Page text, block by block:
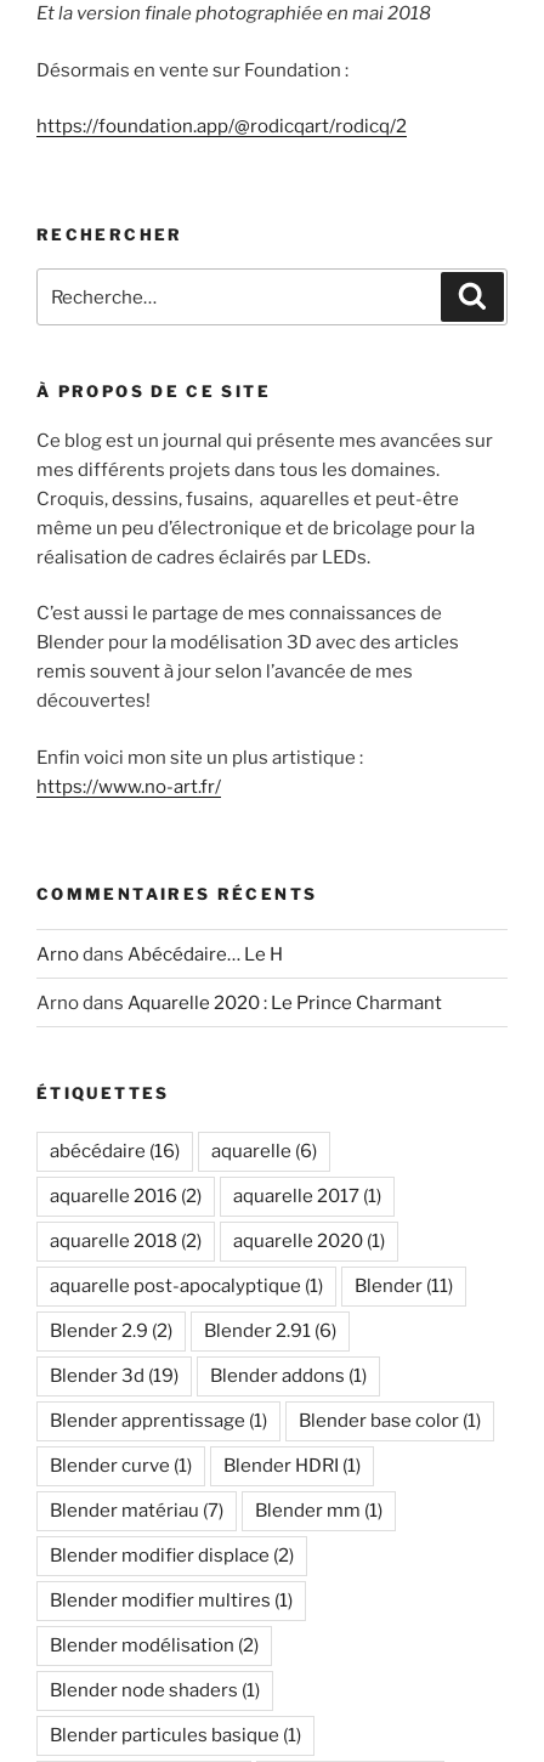
Et la version finale photographiée en mai 2018
Désormais en vente sur Foundation :
https://foundation.app/@rodicqart/rodicq/2
RECHERCHER
pour
À PROPOS DE CE SITE
Ce blog est un journal qui présente mes avancées sur
mes différents projets dans tous les domaines.
Croquis, dessins, fusains, aquarelles et peut-être
même un peu d’électronique et de bricolage pour la
réalisation de cadres éclairés par LEDs.
C’est aussi le partage de mes connaissances de
Blender pour la modélisation 3D avec des articles
remis souvent à jour selon l’avancée de mes
découvertes!
Enfin voici mon site un plus artistique :
https://www.no-art.fr/
COMMENTAIRES RÉCENTS
Arnodans Abécédaire… Le H
Arnodans Aquarelle 2020 : Le Prince Charmant
ÉTIQUETTES
abécédaire (16) aquarelle (6)
aquarelle 2016 (2) aquarelle 2017 (1)
aquarelle 2018 (2) aquarelle 2020 (1)
aquarelle post-apocalyptique (1) Blender (11)
Blender 2.9 (2) Blender 2.91 (6)
Blender 3d (19) Blender addons (1)
Blender apprentissage (1) Blender base color (1)
Blender curve (1) Blender HDRI (1)
Blender matériau (7) Blender mm (1)
Blender modifier displace (2)
Blender modifier multires (1)
Blender modélisation (2)
Blender node shaders (1)
Blender particules basique (1)